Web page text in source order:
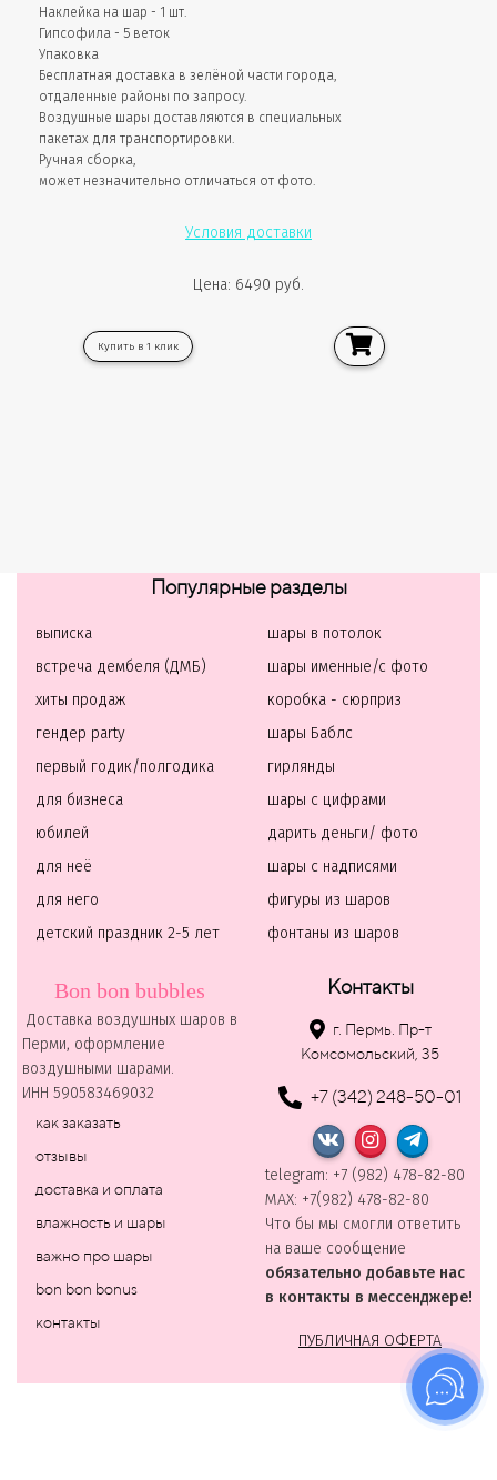
Наклейка на шар - 1 шт.
Гипсофила - 5 веток
Упаковка
Бесплатная доставка в зелёной части города,
отдаленные районы по запросу.
Воздушные шары доставляются в специальных
пакетах для транспортировки.
Ручная сборка,
может незначительно отличаться от фото.
Условия доставки
Цена: 6490 руб.
Купить в 1 клик
Популярные разделы
выписка
встреча дембеля (ДМБ)
хиты продаж
гендер party
первый годик/полгодика
для бизнеса
юбилей
для неё
для него
детский праздник 2-5 лет
шары в потолок
шары именные/с фото
коробка - сюрприз
шары Баблс
гирлянды
шары с цифрами
дарить деньги/ фото
шары с надписями
фигуры из шаров
фонтаны из шаров
Bon bon bubbles
Доставка воздушных шаров в
Перми, оформление
воздушными шарами.
ИНН 590583469032
как заказать
отзывы
доставка и оплата
влажность и шары
важно про шары
bon bon bonus
контакты
Контакты
г. Пермь. Пр-т
Комсомольский, 35
+7 (342) 248-50-01
telegram: +7 (982) 478-82-80
MAХ: +7(982) 478-82-80
Что бы мы смогли ответить
на ваше сообщение
обязательно добавьте нас
в контакты в мессенджере!
ПУБЛИЧНАЯ ОФЕРТА